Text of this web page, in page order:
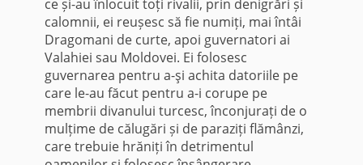
ce și-au înlocuit toți rivalii, prin denigrări și
calomnii, ei reușesc să fie numiți, mai întâi
Dragomani de curte, apoi guvernatori ai
Valahiei sau Moldovei. Ei folosesc
guvernarea pentru a-şi achita datoriile pe
care le-au făcut pentru a-i corupe pe
membrii divanului turcesc, înconjurați de o
mulțime de călugări și de paraziți flămânzi,
care trebuie hrăniți în detrimentul